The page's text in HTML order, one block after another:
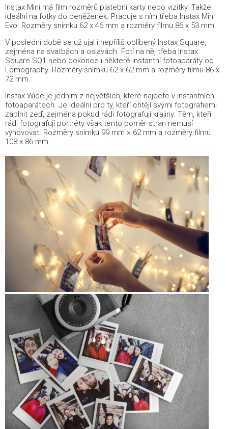
Instax Mini má film rozměrů platební karty nebo vizitky. Takže
ideální na fotky do peněženek. Pracuje s ním třeba Instax Mini
Evo. Rozměry snímku 62 x 46 mm a rozměry filmu 86 x 53 mm.
V poslední době se už ujal i nepříliš oblíbený Instax Square,
zejména na svatbách a oslavách. Fotí na něj třeba Instax
Square SQ1 nebo dokonce i některé instantní fotoaparáty od
Lomography. Rozměry snímku 62 x 62 mm a rozměry filmu 86 x
72 mm.
Instax Wide je jedním z největších, které najdete v instantních
fotoaparátech. Je ideální pro ty, kteří chtějí svými fotografiemi
zaplnit zeď, zejména pokud rádi fotografují krajiny. Těm, kteří
rádi fotografují portréty však tento poměr stran nemusí
vyhovovat. Rozměry snímku 99 mm × 62 mm a rozměry filmu
108 x 86 mm.